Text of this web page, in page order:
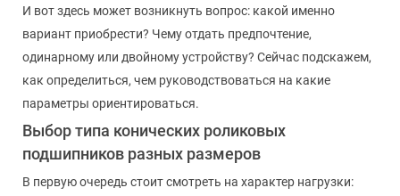
И вот здесь может возникнуть вопрос: какой именно
вариант приобрести? Чему отдать предпочтение,
одинарному или двойному устройству? Сейчас подскажем,
как определиться, чем руководствоваться на какие
параметры ориентироваться.
Выбор типа конических роликовых
подшипников разных размеров
В первую очередь стоит смотреть на характер нагрузки: